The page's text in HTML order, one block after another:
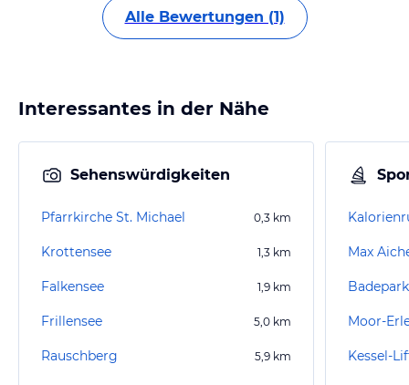
Alle Bewertungen (1)
Interessantes in der Nähe
Sehenswürdigkeiten
Pfarrkirche St. Michael 0,3 km
Krottensee 1,3 km
Falkensee 1,9 km
Frillensee 5,0 km
Rauschberg 5,9 km
Max
Moor-
Kessel-